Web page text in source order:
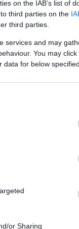
on the IAB’s list of
third parties on the
third parties.
services and may
You may
data for below
or Sharing
del día.
Donald
con
los